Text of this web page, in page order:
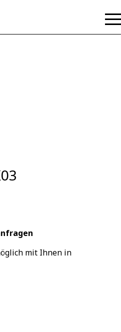
mit Ihnen in